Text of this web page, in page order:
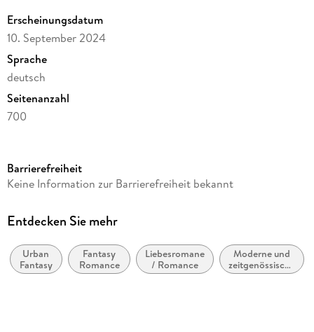
Vergangenheit die Geheimnisse enthüllen könnte, die uns alle
bedrohen. Kann ich die Wahrheit herausfinden, bevor die
Morgenröte mir die einzige Möglichkeit raubt, Rosas Leben
zu retten und herauszufinden, wer ich wirklich bin?
Beinhaltet: Vom Wolf Gefangen, Vom Wolf Verflucht, und
Vom Wolf Erwählt.
Erscheinungsdatum
10. September 2024
Sprache
deutsch
Seitenanzahl
700
Autor/Autorin
Übersetzung
Verlag/Hersteller
Wetknee Books
Barrierefreiheit
Keine Information zur Barrierefreiheit bekannt
Entdecken Sie mehr
Urban
Fantasy
Fantasy
Romance
Liebesromane
/ Romance
Moderne und
zeitgenössische
Belletristik: